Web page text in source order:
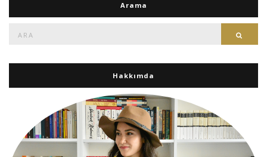
Arama
Hakkımda